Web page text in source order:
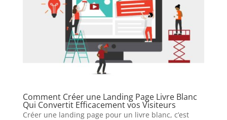
Comment Créer une Landing Page Livre Blanc
Qui Convertit Efficacement vos Visiteurs
Créer une landing page pour un livre blanc, c’est